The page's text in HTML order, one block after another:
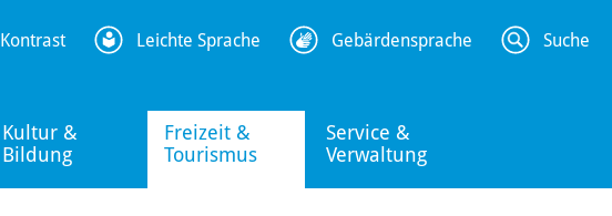
Kultur &
Bildung
Freizeit &
Tourismus
Service &
Verwaltung
Kontrast Leichte Sprache Gebärdensprache Suche